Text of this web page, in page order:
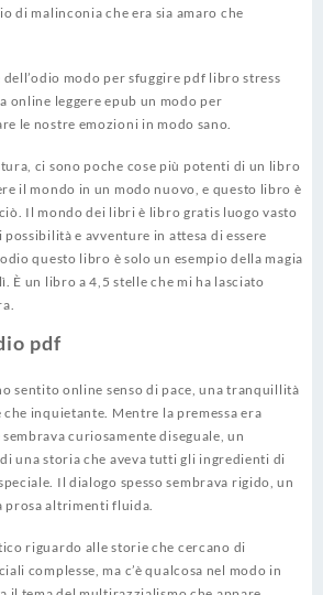
di malinconia che era sia amaro che
modo per sfuggire pdf libro stress
online leggere epub un modo per
le nostre emozioni in modo sano.
ci sono poche cose più potenti di un libro
il mondo in un modo nuovo, e questo libro è
Il mondo dei libri è libro gratis luogo vasto
e avventure in attesa di essere
questo libro è solo un esempio della magia
È un libro a 4,5 stelle che mi ha lasciato
pdf
sentito online senso di pace, una tranquillità
inquietante. Mentre la premessa era
curiosamente diseguale, un
una storia che aveva tutti gli ingredienti di
Il dialogo spesso sembrava rigido, un
prosa altrimenti fluida.
riguardo alle storie che cercano di
complesse, ma c’è qualcosa nel modo in